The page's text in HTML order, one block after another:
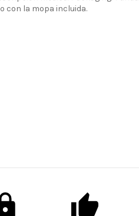
con la mopa incluida.